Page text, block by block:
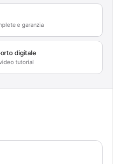
e garanzia
digitale
tutorial